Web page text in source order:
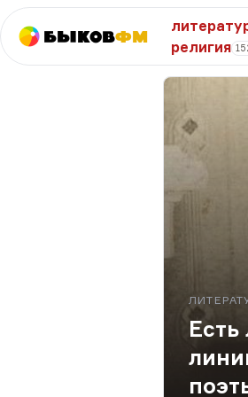
БыковФМ религия